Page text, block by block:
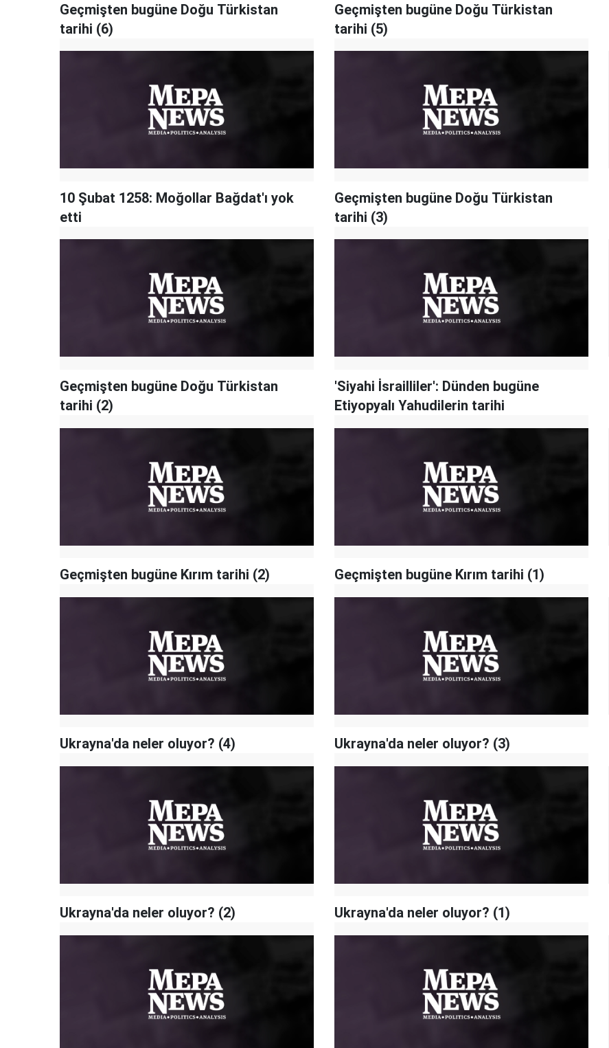
Geçmişten bugüne Doğu Türkistan
tarihi (6)
Geçmişten bugüne Doğu Türkistan
tarihi (5)
10 Şubat 1258: Moğollar Bağdat'ı yok
etti
Geçmişten bugüne Doğu Türkistan
tarihi (3)
Geçmişten bugüne Doğu Türkistan
tarihi (2)
'Siyahi İsrailliler': Dünden bugüne
Etiyopyalı Yahudilerin tarihi
Geçmişten bugüne Kırım tarihi (2) Geçmişten bugüne Kırım tarihi (1)
Ukrayna'da neler oluyor? (4) Ukrayna'da neler oluyor? (3)
Ukrayna'da neler oluyor? (2) Ukrayna'da neler oluyor? (1)